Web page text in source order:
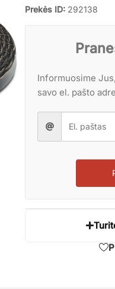
Prekės ID: 292138
Informuosime
savo el. pašto